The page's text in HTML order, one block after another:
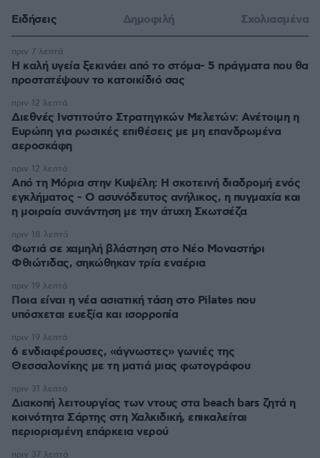
Ειδήσεις Δημοφιλή Σχολιασμένα
Η καλή υγεία ξεκινάει από το στόμα- 5 πράγματα που θα
προστατέψουν το κατοικίδιό σας
πριν 7 λεπτά
Διεθνές Ινστιτούτο Στρατηγικών Μελετών: Ανέτοιμη η
Ευρώπη για ρωσικές επιθέσεις με μη επανδρωμένα
αεροσκάφη
πριν 12 λεπτά
Από τη Μόρια στην Κυψέλη: Η σκοτεινή διαδρομή ενός
εγκλήματος - Ο ασυνόδευτος ανήλικος, η πυγμαχία και
η μοιραία συνάντηση με την άτυχη Σκωτσέζα
πριν 12 λεπτά
Φωτιά σε χαμηλή βλάστηση στο Νέο Μοναστήρι
Φθιώτιδας, σηκώθηκαν τρία εναέρια
πριν 18 λεπτά
Ποια είναι η νέα ασιατική τάση στο Pilates που
υπόσχεται ευεξία και ισορροπία
πριν 19 λεπτά
6 ενδιαφέρουσες, «άγνωστες» γωνιές της
Θεσσαλονίκης με τη ματιά μιας φωτογράφου
πριν 19 λεπτά
Διακοπή λειτουργίας των ντους στα beach bars ζητά η
κοινότητα Σάρτης στη Χαλκιδική, επικαλείται
περιορισμένη επάρκεια νερού
πριν 31 λεπτά
πριν 37 λεπτά